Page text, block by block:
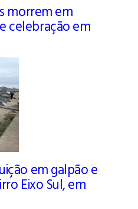
morrem em
celebração em
em galpão e
Eixo Sul, em